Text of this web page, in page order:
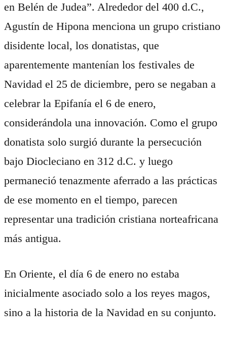
en Belén de Judea”. Alrededor del 400 d.C.,
Agustín de Hipona menciona un grupo cristiano
disidente local, los donatistas, que
aparentemente mantenían los festivales de
Navidad el 25 de diciembre, pero se negaban a
celebrar la Epifanía el 6 de enero,
considerándola una innovación. Como el grupo
donatista solo surgió durante la persecución
bajo Diocleciano en 312 d.C. y luego
permaneció tenazmente aferrado a las prácticas
de ese momento en el tiempo, parecen
representar una tradición cristiana norteafricana
más antigua.
En Oriente, el día 6 de enero no estaba
inicialmente asociado solo a los reyes magos,
sino a la historia de la Navidad en su conjunto.